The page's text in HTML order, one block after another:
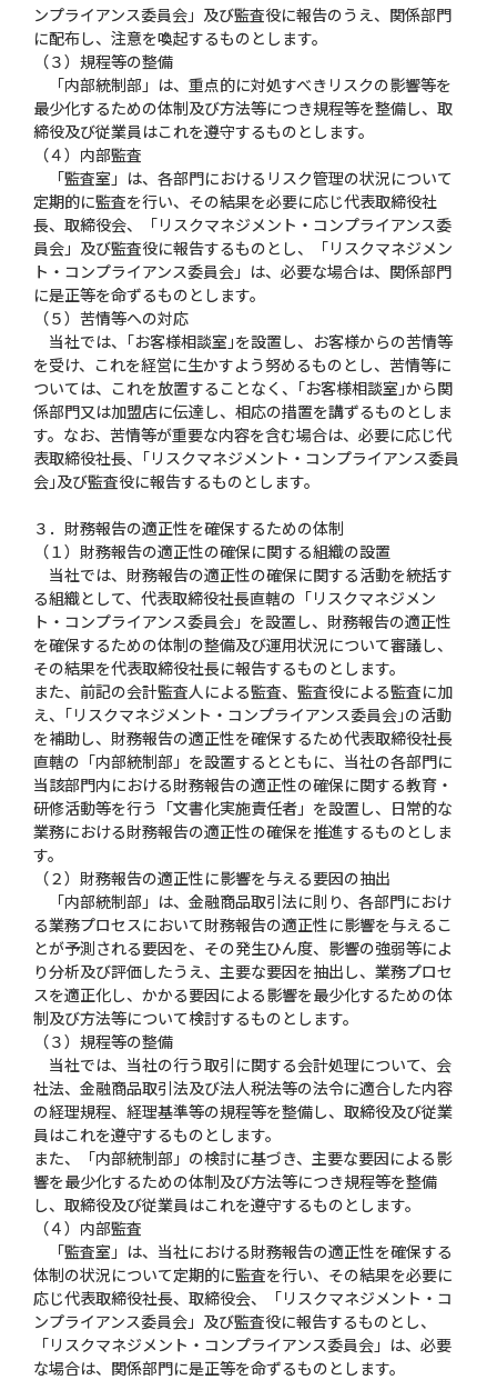
ンプライアンス委員会」及び監査役に報告のうえ、関係部門
に配布し、注意を喚起するものとします。
（３）規程等の整備
「内部統制部」は、重点的に対処すべきリスクの影響等を
最少化するための体制及び方法等につき規程等を整備し、取
締役及び従業員はこれを遵守するものとします。
（４）内部監査
「監査室」は、各部門におけるリスク管理の状況について
定期的に監査を行い、その結果を必要に応じ代表取締役社
長、取締役会、「リスクマネジメント・コンプライアンス委
員会」及び監査役に報告するものとし、「リスクマネジメン
ト・コンプライアンス委員会」は、必要な場合は、関係部門
に是正等を命ずるものとします。
（５）苦情等への対応
当社では、｢お客様相談室｣を設置し、お客様からの苦情等
を受け、これを経営に生かすよう努めるものとし、苦情等に
ついては、これを放置することなく、｢お客様相談室｣から関
係部門又は加盟店に伝達し、相応の措置を講ずるものとしま
す。なお、苦情等が重要な内容を含む場合は、必要に応じ代
表取締役社長、｢リスクマネジメント・コンプライアンス委員
会｣及び監査役に報告するものとします。
３．財務報告の適正性を確保するための体制
（１）財務報告の適正性の確保に関する組織の設置
当社では、財務報告の適正性の確保に関する活動を統括す
る組織として、代表取締役社長直轄の「リスクマネジメン
ト・コンプライアンス委員会」を設置し、財務報告の適正性
を確保するための体制の整備及び運用状況について審議し、
その結果を代表取締役社長に報告するものとします。
また、前記の会計監査人による監査、監査役による監査に加
え、｢リスクマネジメント・コンプライアンス委員会｣の活動
を補助し、財務報告の適正性を確保するため代表取締役社長
直轄の「内部統制部」を設置するとともに、当社の各部門に
当該部門内における財務報告の適正性の確保に関する教育・
研修活動等を行う「文書化実施責任者」を設置し、日常的な
業務における財務報告の適正性の確保を推進するものとしま
す。
（２）財務報告の適正性に影響を与える要因の抽出
「内部統制部」は、金融商品取引法に則り、各部門におけ
る業務プロセスにおいて財務報告の適正性に影響を与えるこ
とが予測される要因を、その発生ひん度、影響の強弱等によ
り分析及び評価したうえ、主要な要因を抽出し、業務プロセ
スを適正化し、かかる要因による影響を最少化するための体
制及び方法等について検討するものとします。
（３）規程等の整備
当社では、当社の行う取引に関する会計処理について、会
社法、金融商品取引法及び法人税法等の法令に適合した内容
の経理規程、経理基準等の規程等を整備し、取締役及び従業
員はこれを遵守するものとします。
また、「内部統制部」の検討に基づき、主要な要因による影
響を最少化するための体制及び方法等につき規程等を整備
し、取締役及び従業員はこれを遵守するものとします。
（４）内部監査
「監査室」は、当社における財務報告の適正性を確保する
体制の状況について定期的に監査を行い、その結果を必要に
応じ代表取締役社長、取締役会、「リスクマネジメント・コ
ンプライアンス委員会」及び監査役に報告するものとし、
「リスクマネジメント・コンプライアンス委員会」は、必要
な場合は、関係部門に是正等を命ずるものとします。